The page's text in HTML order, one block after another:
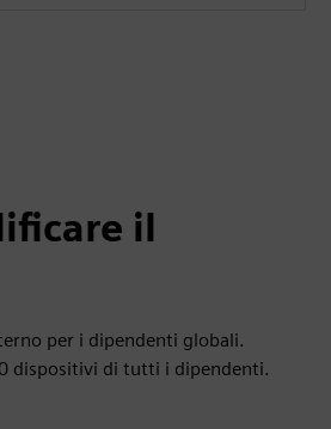
il
per i dipendenti globali.
dispositivi di tutti i dipendenti.